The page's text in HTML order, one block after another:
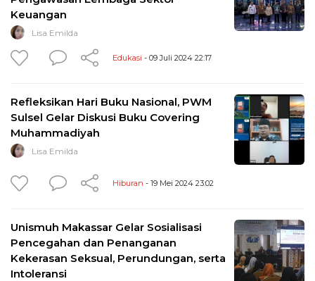
Keuangan
Lisa Emilda
Edukasi - 09 Juli 2024 22:17
Refleksikan Hari Buku Nasional, PWM
Sulsel Gelar Diskusi Buku Covering
Muhammadiyah
Lisa Emilda
Hiburan - 19 Mei 2024 23:02
Unismuh Makassar Gelar Sosialisasi
Pencegahan dan Penanganan
Kekerasan Seksual, Perundungan, serta
Intoleransi